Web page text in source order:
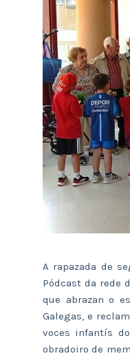
A rapazada de
Pódcast da rede
que abrazan o
Galegas, e
voces infantís
obradoiro de